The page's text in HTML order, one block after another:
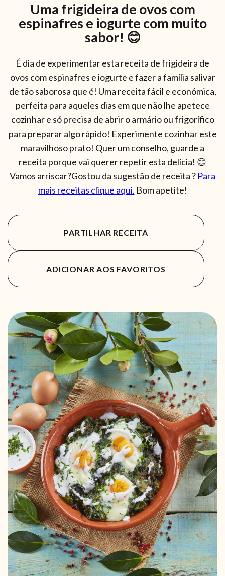
Uma frigideira de ovos com
espinafres e iogurte com muito
sabor! 😊
É dia de experimentar esta receita de frigideira de
ovos com espinafres e iogurte e fazer a família salivar
de tão saborosa que é! Uma receita fácil e económica,
perfeita para aqueles dias em que não lhe apetece
cozinhar e só precisa de abrir o armário ou frigorífico
para preparar algo rápido! Experimente cozinhar este
maravilhoso prato! Quer um conselho, guarde a
receita porque vai querer repetir esta delícia! 😊
Vamos arriscar?Gostou da sugestão de receita ? Para
mais receitas clique aqui. Bom apetite!
PARTILHAR RECEITA
ADICIONAR AOS FAVORITOS